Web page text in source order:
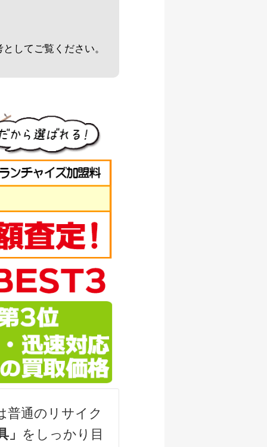
08/02
円
円
07/05
円
05
07/05
円
07/05
円
07/05
円
07/05
円
円
05
してご覧ください。
普通のリサイク
をしっかり目